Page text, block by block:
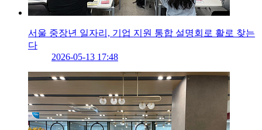
서울 중장년 일자리, 기업 지원 통합 설명회로 활로 찾는
다
2026-05-13 17:48